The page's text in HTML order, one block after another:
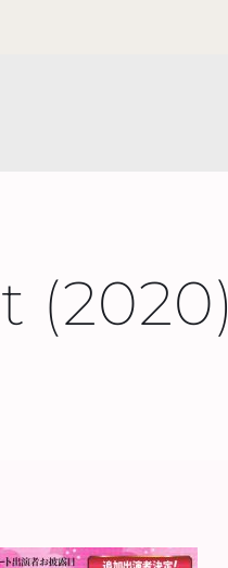
(2020)